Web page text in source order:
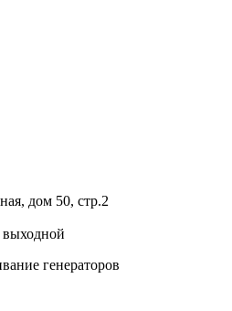
дом 50, стр.2
выходной
генераторов